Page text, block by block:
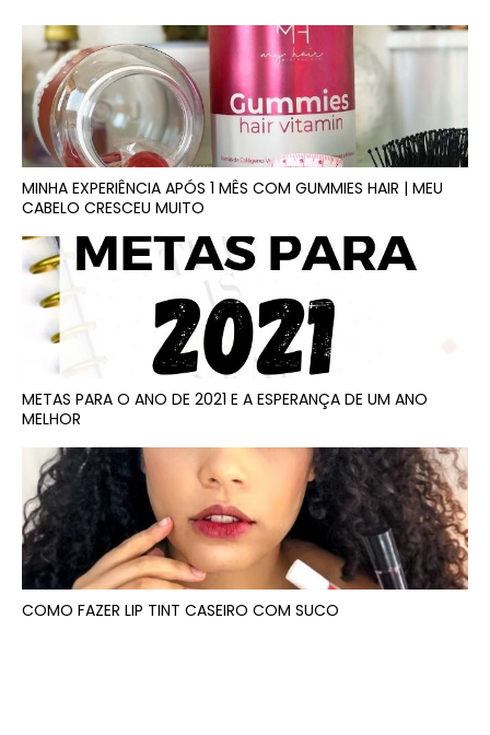
MINHA EXPERIÊNCIA APÓS 1 MÊS COM GUMMIES HAIR | MEU
CABELO CRESCEU MUITO
METAS PARA O ANO DE 2021 E A ESPERANÇA DE UM ANO
MELHOR
COMO FAZER LIP TINT CASEIRO COM SUCO